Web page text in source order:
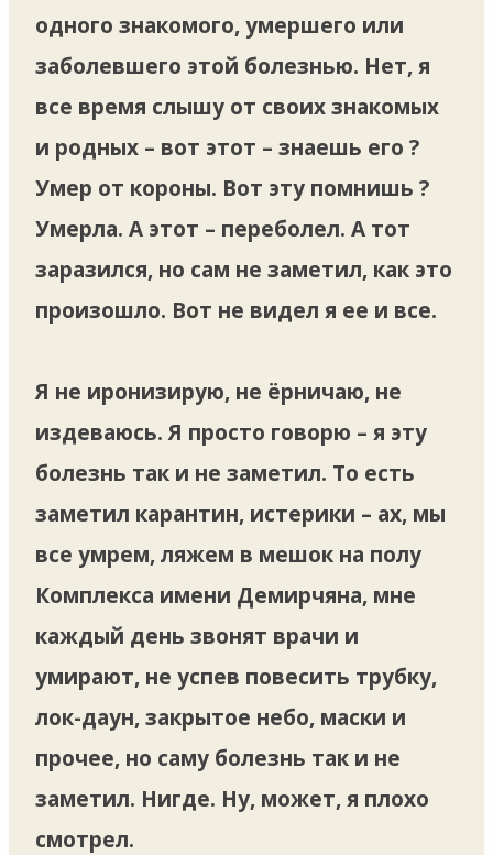
одного знакомого, умершего или
заболевшего этой болезнью. Нет, я
все время слышу от своих знакомых
и родных – вот этот – знаешь его ?
Умер от короны. Вот эту помнишь ?
Умерла. А этот – переболел. А тот
заразился, но сам не заметил, как это
произошло. Вот не видел я ее и все.
Я не иронизирую, не ёрничаю, не
издеваюсь. Я просто говорю – я эту
болезнь так и не заметил. То есть
заметил карантин, истерики – ах, мы
все умрем, ляжем в мешок на полу
Комплекса имени Демирчяна, мне
каждый день звонят врачи и
умирают, не успев повесить трубку,
лок-даун, закрытое небо, маски и
прочее, но саму болезнь так и не
заметил. Нигде. Ну, может, я плохо
смотрел.